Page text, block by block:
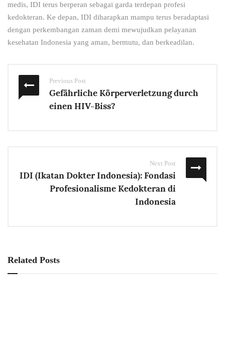
medis, IDI terus berperan sebagai garda terdepan profesi
kedokteran. Ke depan, IDI diharapkan mampu terus beradaptasi
dengan perkembangan zaman demi mewujudkan pelayanan
kesehatan Indonesia yang aman, bermutu, dan berkeadilan.
Previous Post
Gefährliche Körperverletzung durch
einen HIV-Biss?
Next Post
IDI (Ikatan Dokter Indonesia): Fondasi
Profesionalisme Kedokteran di
Indonesia
Related Posts